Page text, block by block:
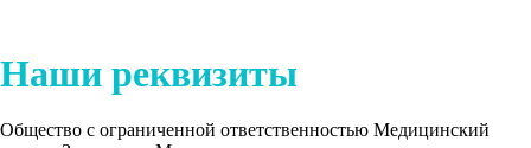
Наши реквизиты
Общество с ограниченной ответственностью Медицинский